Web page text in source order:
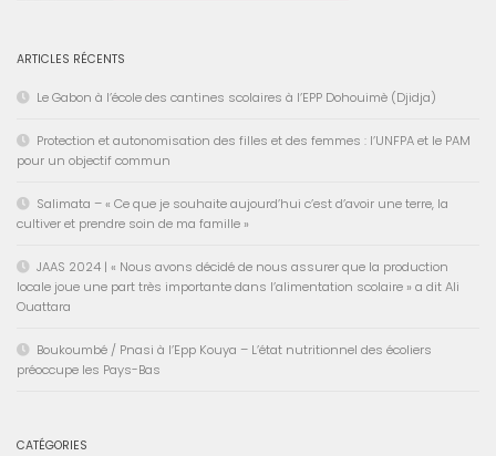
ARTICLES RÉCENTS
Le Gabon à l’école des cantines scolaires à l’EPP Dohouimè (Djidja)
Protection et autonomisation des filles et des femmes : l’UNFPA et le PAM
pour un objectif commun
Salimata – « Ce que je souhaite aujourd’hui c’est d’avoir une terre, la
cultiver et prendre soin de ma famille »
JAAS 2024 | « Nous avons décidé de nous assurer que la production
locale joue une part très importante dans l’alimentation scolaire » a dit Ali
Ouattara
Boukoumbé / Pnasi à l’Epp Kouya – L’état nutritionnel des écoliers
préoccupe les Pays-Bas
CATÉGORIES